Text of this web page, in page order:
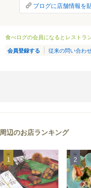
ブログに店舗情報を
食べログの会員になるとレストラ
会員登録する 従来の問い合わ
周辺のお店ランキング
1 2